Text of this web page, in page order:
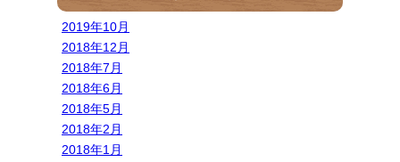
2019年10月
2018年12月
2018年7月
2018年6月
2018年5月
2018年2月
2018年1月